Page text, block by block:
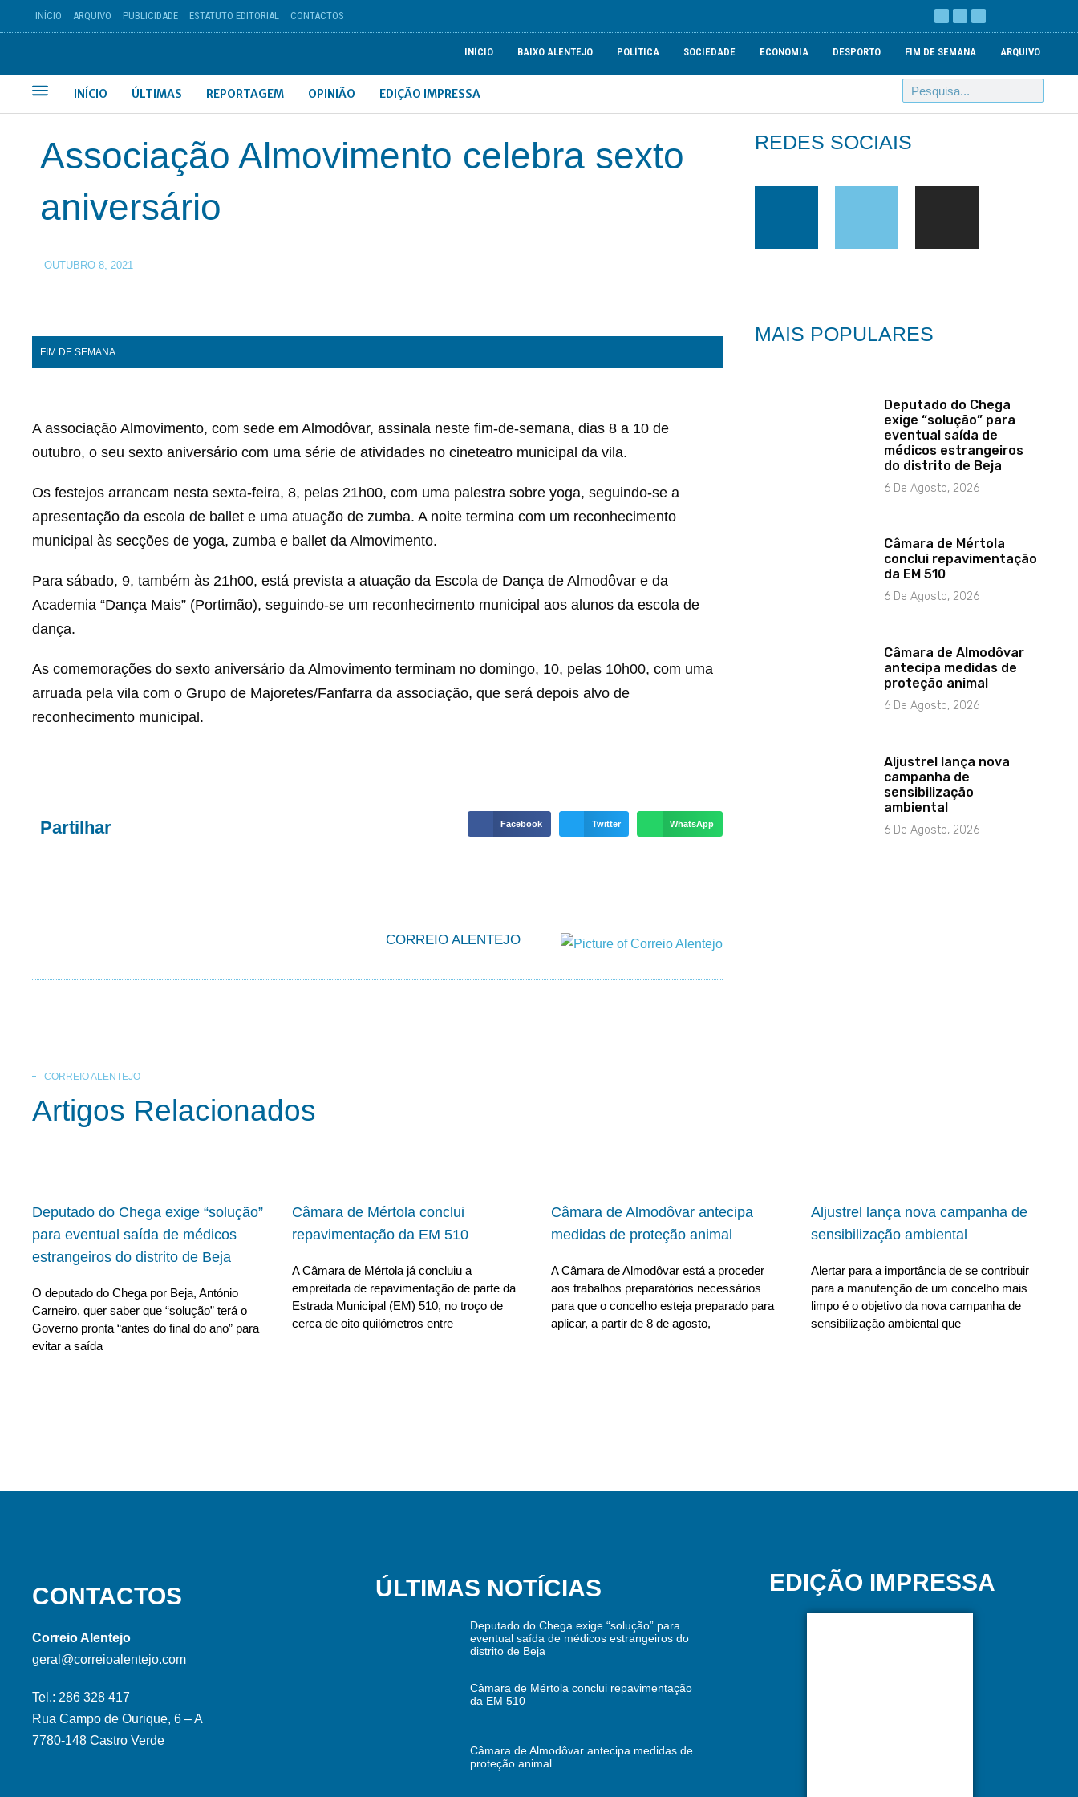
INÍCIO ARQUIVO PUBLICIDADE ESTATUTO EDITORIAL CONTACTOS
INÍCIO BAIXO ALENTEJO POLÍTICA SOCIEDADE ECONOMIA DESPORTO FIM DE SEMANA ARQUIVO
INÍCIO ÚLTIMAS REPORTAGEM OPINIÃO EDIÇÃO IMPRESSA
Associação Almovimento celebra sexto
aniversário
OUTUBRO 8, 2021
FIM DE SEMANA
A associação Almovimento, com sede em Almodôvar, assinala neste fim-de-semana, dias 8 a 10 de
outubro, o seu sexto aniversário com uma série de atividades no cineteatro municipal da vila.
Os festejos arrancam nesta sexta-feira, 8, pelas 21h00, com uma palestra sobre yoga, seguindo-se a
apresentação da escola de ballet e uma atuação de zumba. A noite termina com um reconhecimento
municipal às secções de yoga, zumba e ballet da Almovimento.
Para sábado, 9, também às 21h00, está prevista a atuação da Escola de Dança de Almodôvar e da
Academia “Dança Mais” (Portimão), seguindo-se um reconhecimento municipal aos alunos da escola de
dança.
As comemorações do sexto aniversário da Almovimento terminam no domingo, 10, pelas 10h00, com uma
arruada pela vila com o Grupo de Majoretes/Fanfarra da associação, que será depois alvo de
reconhecimento municipal.
Partilhar Facebook Twitter WhatsApp
CORREIO ALENTEJO
REDES SOCIAIS
MAIS POPULARES
Deputado do Chega
exige “solução” para
eventual saída de
médicos estrangeiros
do distrito de Beja
6 De Agosto, 2026
Câmara de Mértola
conclui repavimentação
da EM 510
6 De Agosto, 2026
Câmara de Almodôvar
antecipa medidas de
proteção animal
6 De Agosto, 2026
Aljustrel lança nova
campanha de
sensibilização
ambiental
6 De Agosto, 2026
CORREIO ALENTEJO
Artigos Relacionados
Deputado do Chega exige “solução”
para eventual saída de médicos
estrangeiros do distrito de Beja
O deputado do Chega por Beja, António
Carneiro, quer saber que “solução” terá o
Governo pronta “antes do final do ano” para
evitar a saída
Câmara de Mértola conclui
repavimentação da EM 510
A Câmara de Mértola já concluiu a
empreitada de repavimentação de parte da
Estrada Municipal (EM) 510, no troço de
cerca de oito quilómetros entre
Câmara de Almodôvar antecipa
medidas de proteção animal
A Câmara de Almodôvar está a proceder
aos trabalhos preparatórios necessários
para que o concelho esteja preparado para
aplicar, a partir de 8 de agosto,
Aljustrel lança nova campanha de
sensibilização ambiental
Alertar para a importância de se contribuir
para a manutenção de um concelho mais
limpo é o objetivo da nova campanha de
sensibilização ambiental que
CONTACTOS
Correio Alentejo
geral@correioalentejo.com
Tel.: 286 328 417
Rua Campo de Ourique, 6 – A
7780-148 Castro Verde
ÚLTIMAS NOTÍCIAS
Deputado do Chega exige “solução” para
eventual saída de médicos estrangeiros do
distrito de Beja
Câmara de Mértola conclui repavimentação
da EM 510
Câmara de Almodôvar antecipa medidas de
proteção animal
EDIÇÃO IMPRESSA